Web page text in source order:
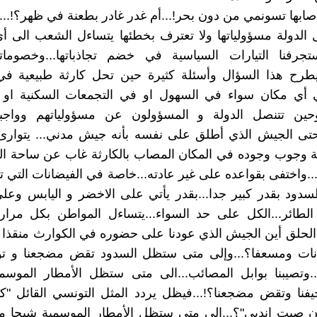
أصابها تسونمي من دون بحر!...أم غدر غادر بطعنة في ظهر؟!...
الدولة مسؤولياتها ولا تعترف بخطئها يتساءل الشعب الى
التيارات السياسية في خضم
هذا السؤال وأسئلة كثيرة حين تحل كارثة طبيعية
أي مكان سواء في السهول او في التجمعات السكنية او
تتنصل الدولة و المسؤولون عن مسؤولياتهم
الجيش الذي أطلق على نفسه بأنه جيش مدني...
وجوب وجوده في المكان المصاب بالكارثة غاب عن ساحة
بقواعده على غير عادته...خاصة في الفيضانات التي
بقدر كبير جدا...بقدر يأتي على الاخضر و اليابس
الطائر...الكل على حد السواء...يتساءل المواطن بكل
أين الجيش الذي عودنا على حضوره في الكوارث منقذا
ومسعفا؟...وإلى متى ستظل السدود تقض مضجعنا و
بوابل المصائب...الى متى ستظل الأمطار
وتقض مضجعنا؟!...فيظل يردد المثل التونسي القائل
صبت اندبي"؟...الى متى ستظل الأمطار الموسمية شبحا